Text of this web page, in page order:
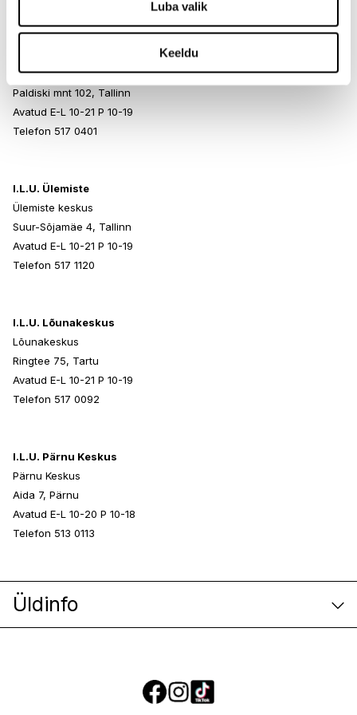
Luba valik
Keeldu
Rocca al Mare Kaubanduskeskus
Paldiski mnt 102, Tallinn
Avatud E-L 10-21 P 10-19
Telefon 517 0401
I.L.U. Ülemiste
Ülemiste keskus
Suur-Sõjamäe 4, Tallinn
Avatud E-L 10-21 P 10-19
Telefon 517 1120
I.L.U. Lõunakeskus
Lõunakeskus
Ringtee 75, Tartu
Avatud E-L 10-21 P 10-19
Telefon 517 0092
I.L.U. Pärnu Keskus
Pärnu Keskus
Aida 7, Pärnu
Avatud E-L 10-20 P 10-18
Telefon 513 0113
Üldinfo